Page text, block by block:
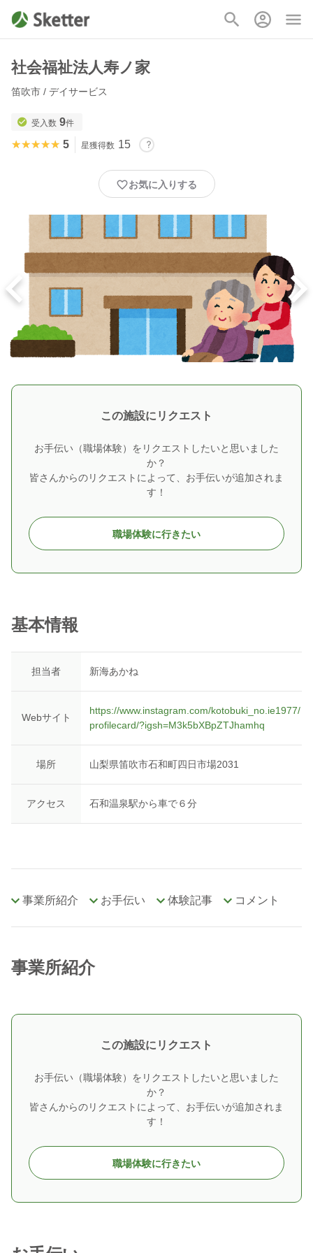
社会福祉法人寿ノ家
笛吹市 / デイサービス
受入数 9件
★★★★★
★★★★★ 5 星獲得数 15
お気に入りする
この施設にリクエスト
お手伝い（職場体験）をリクエストしたいと思いました
か？
皆さんからのリクエストによって、お手伝いが追加されま
す！
職場体験に行きたい
基本情報
担当者 新海あかね
Webサイト
https://www.instagram.com/kotobuki_no.ie1977/
profilecard/?igsh=M3k5bXBpZTJhamhq
場所 山梨県笛吹市石和町四日市場2031
アクセス 石和温泉駅から車で６分
事業所紹介 お手伝い 体験記事 コメント
事業所紹介
この施設にリクエスト
お手伝い（職場体験）をリクエストしたいと思いました
か？
皆さんからのリクエストによって、お手伝いが追加されま
す！
職場体験に行きたい